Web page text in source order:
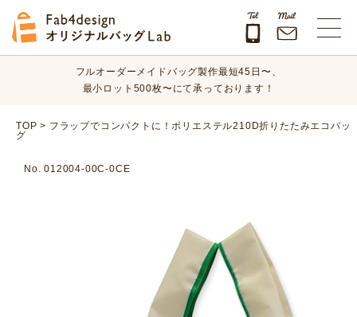
オリジナルバッグのデザイン、素材、数量、納期など、
まずはお気軽にご相談ください！
フルオーダーメイドバッグ製作最短45日〜、
最小ロット500枚〜にて承っております！
オリジナルバッグのデザイン、素材、数量、納期など、
TOP > フラップでコンパクトに！ポリエステル210D折りたたみエコバッ
グ
No. 012004-00C-0CE